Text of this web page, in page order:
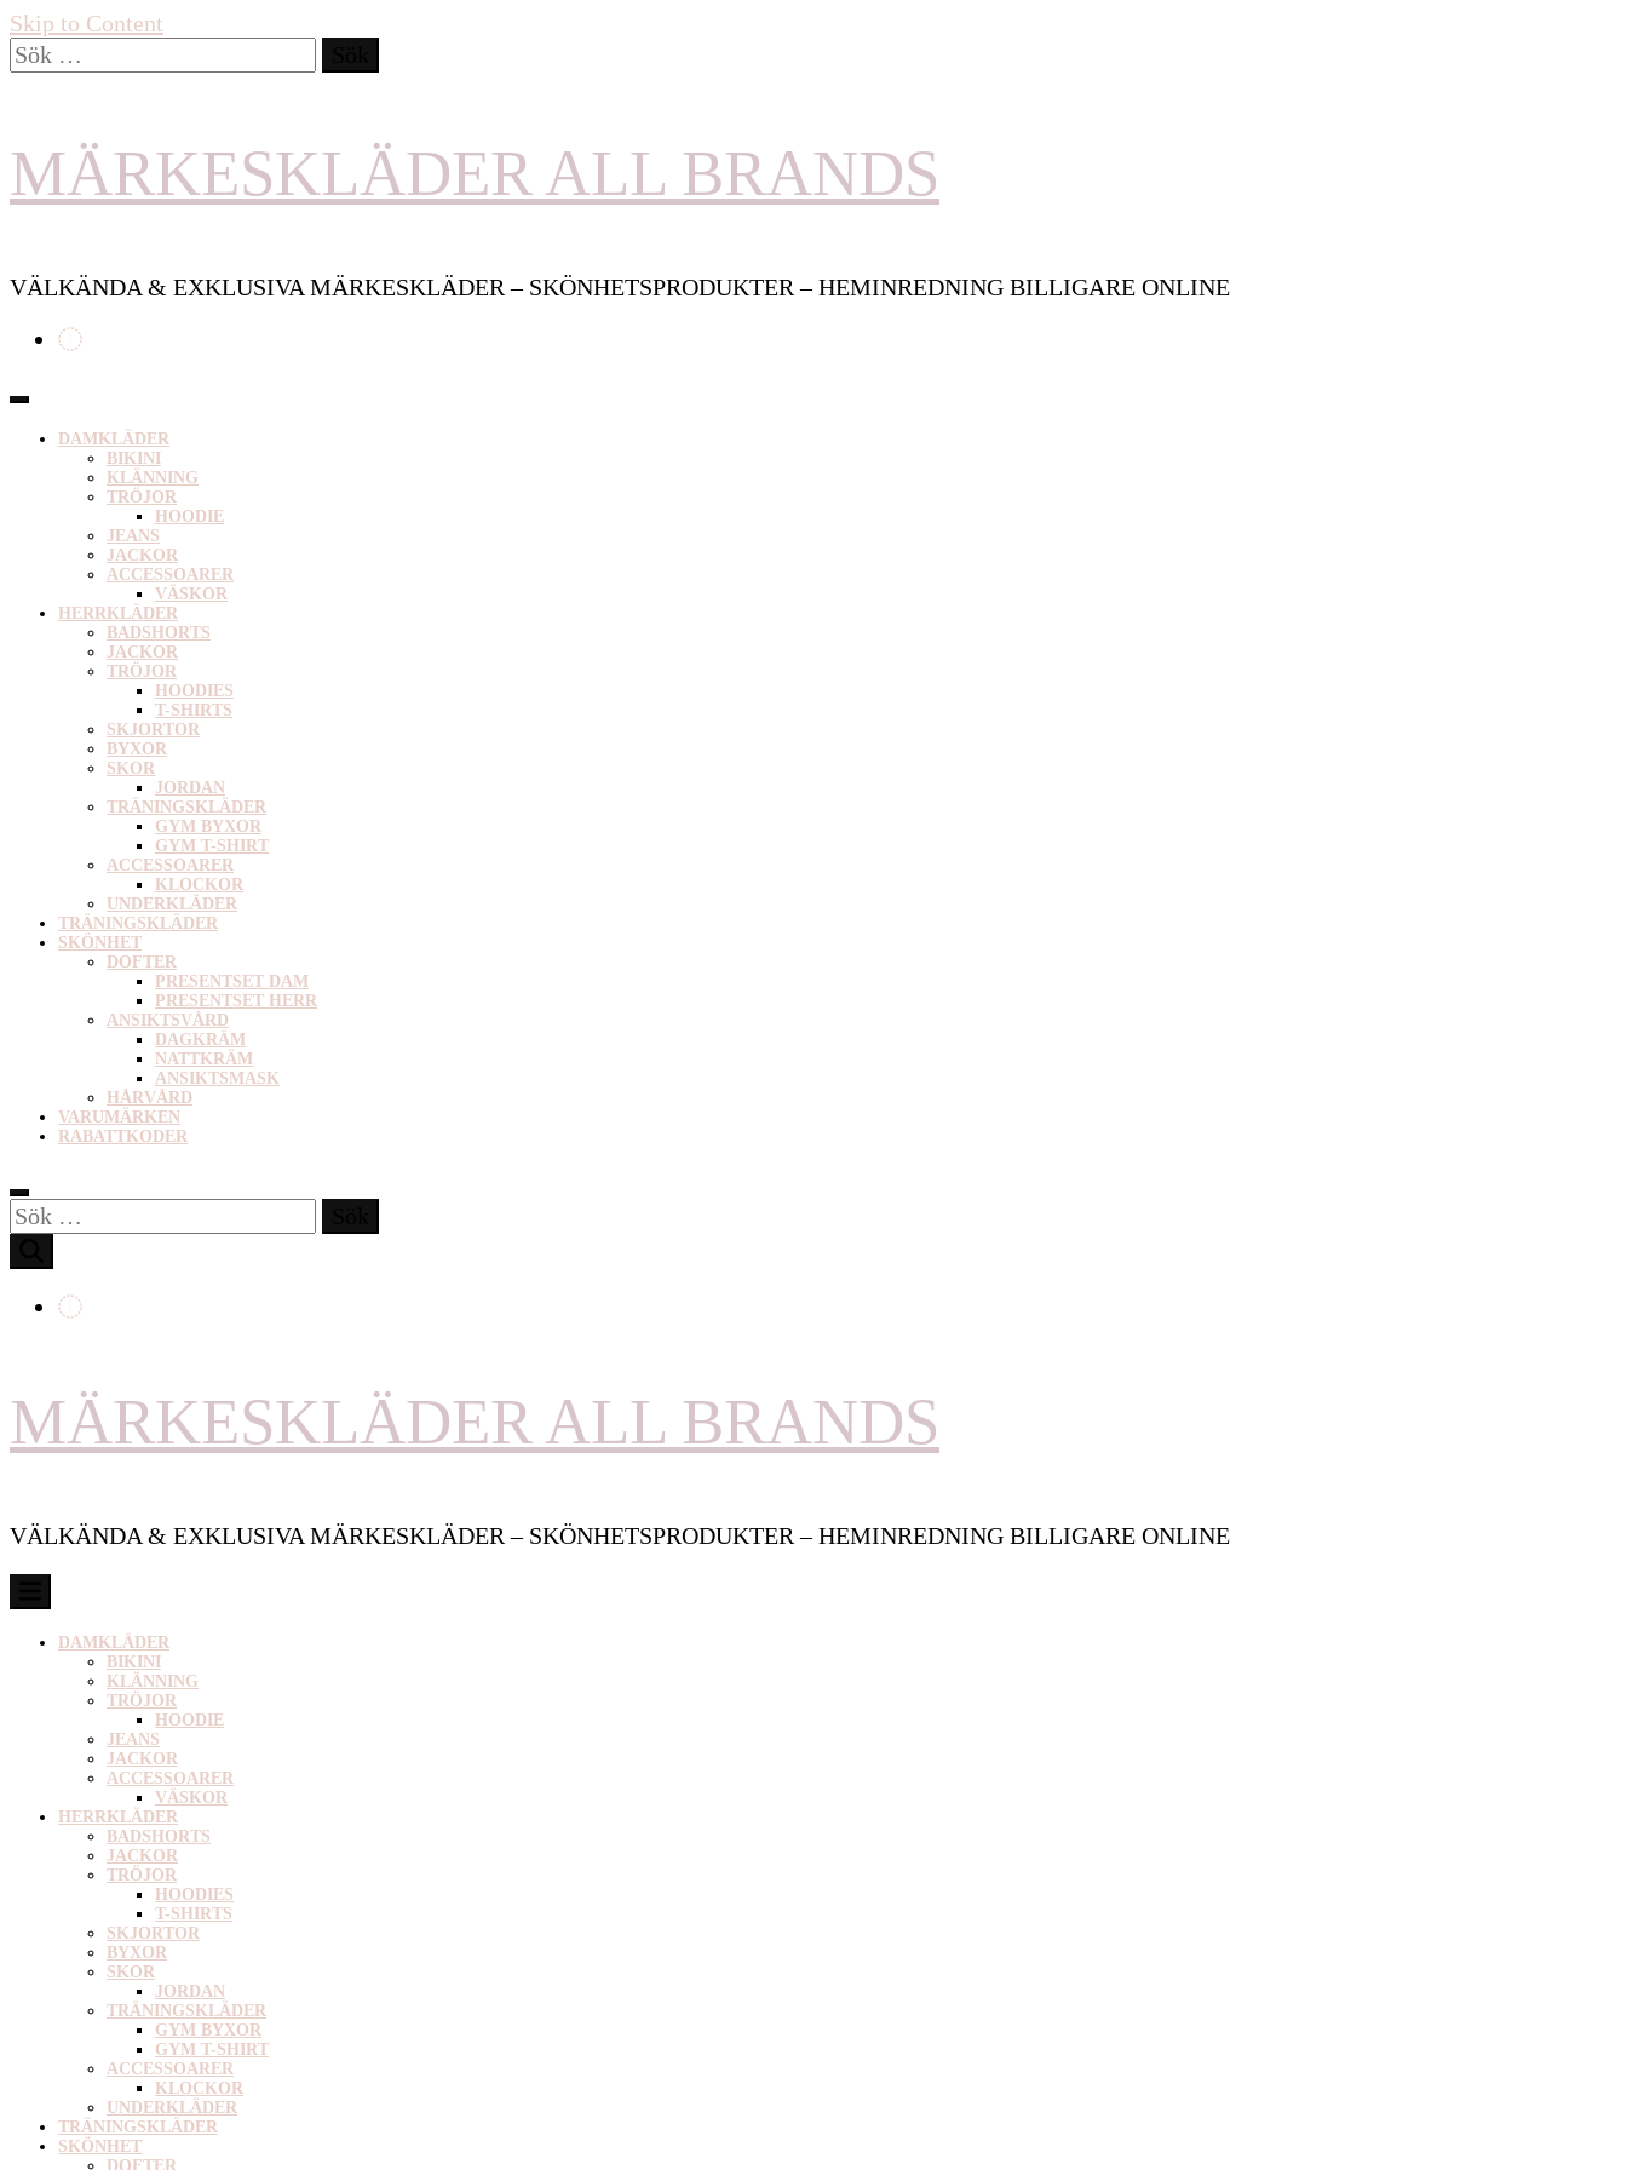
Skip to Content
Sök
efter:
MÄRKESKLÄDER ALL BRANDS
VÄLKÄNDA & EXKLUSIVA MÄRKESKLÄDER – SKÖNHETSPRODUKTER – HEMINREDNING BILLIGARE ONLINE
DAMKLÄDER
BIKINI
KLÄNNING
TRÖJOR
HOODIE
JEANS
JACKOR
ACCESSOARER
VÄSKOR
HERRKLÄDER
BADSHORTS
JACKOR
TRÖJOR
HOODIES
T-SHIRTS
SKJORTOR
BYXOR
SKOR
JORDAN
TRÄNINGSKLÄDER
GYM BYXOR
GYM T-SHIRT
ACCESSOARER
KLOCKOR
UNDERKLÄDER
TRÄNINGSKLÄDER
SKÖNHET
DOFTER
PRESENTSET DAM
PRESENTSET HERR
ANSIKTSVÅRD
DAGKRÄM
NATTKRÄM
ANSIKTSMASK
HÅRVÅRD
VARUMÄRKEN
RABATTKODER
Sök
efter:
MÄRKESKLÄDER ALL BRANDS
VÄLKÄNDA & EXKLUSIVA MÄRKESKLÄDER – SKÖNHETSPRODUKTER – HEMINREDNING BILLIGARE ONLINE
DAMKLÄDER
BIKINI
KLÄNNING
TRÖJOR
HOODIE
JEANS
JACKOR
ACCESSOARER
VÄSKOR
HERRKLÄDER
BADSHORTS
JACKOR
TRÖJOR
HOODIES
T-SHIRTS
SKJORTOR
BYXOR
SKOR
JORDAN
TRÄNINGSKLÄDER
GYM BYXOR
GYM T-SHIRT
ACCESSOARER
KLOCKOR
UNDERKLÄDER
TRÄNINGSKLÄDER
SKÖNHET
DOFTER